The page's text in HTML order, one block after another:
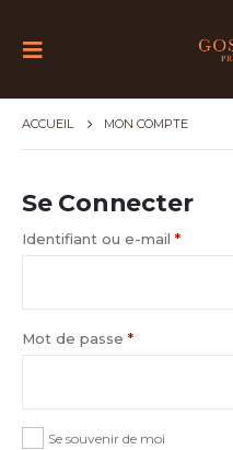
ACCUEIL MON COMPTE
Se Connecter
Identifiant ou e-mail *
Mot de passe *
Se souvenir de moi